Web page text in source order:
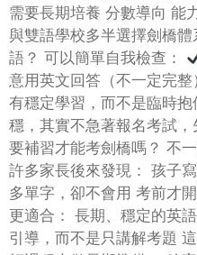
需要長期培養 分數導向 能
與雙語學校多半選擇劍橋
語？ 可以簡單自我檢查：
意用英文回答（不一定完整
有穩定學習，而不是臨時
穩，其實不急著報名考試
要補習才能考劍橋嗎？ 不
許多家長後來發現： 孩子
多單字，卻不會用 考前才
更適合： 長期、穩定的英
引導，而不是只講解考題